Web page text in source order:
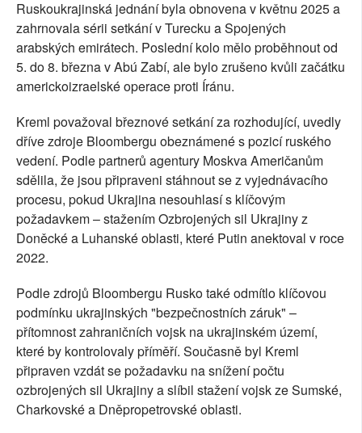
Ruskoukrajinská jednání byla obnovena v květnu 2025 a
zahrnovala sérii setkání v Turecku a Spojených
arabských emirátech. Poslední kolo mělo proběhnout od
5. do 8. března v Abú Zabí, ale bylo zrušeno kvůli začátku
americkoizraelské operace proti Íránu.
Kreml považoval březnové setkání za rozhodující, uvedly
dříve zdroje Bloombergu obeznámené s pozicí ruského
vedení. Podle partnerů agentury Moskva Američanům
sdělila, že jsou připraveni stáhnout se z vyjednávacího
procesu, pokud Ukrajina nesouhlasí s klíčovým
požadavkem – stažením Ozbrojených sil Ukrajiny z
Doněcké a Luhanské oblasti, které Putin anektoval v roce
2022.
Podle zdrojů Bloombergu Rusko také odmítlo klíčovou
podmínku ukrajinských "bezpečnostních záruk" –
přítomnost zahraničních vojsk na ukrajinském území,
které by kontrolovaly příměří. Současně byl Kreml
připraven vzdát se požadavku na snížení počtu
ozbrojených sil Ukrajiny a slíbil stažení vojsk ze Sumské,
Charkovské a Dněpropetrovské oblasti.